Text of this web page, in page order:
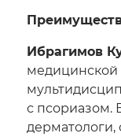
Ибрагимов
с псориазом.